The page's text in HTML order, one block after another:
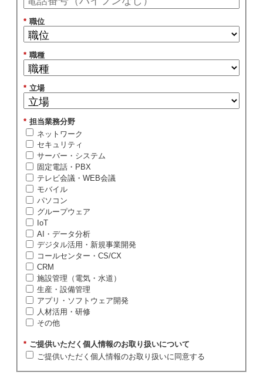
* 職位
* 職種
* 立場
* 担当業務分野
ネットワーク
セキュリティ
サーバー・システム
固定電話・PBX
テレビ会議・WEB会議
モバイル
パソコン
グループウェア
IoT
AI・データ分析
デジタル活用・新規事業開発
コールセンター・CS/CX
CRM
施設管理（電気・水道）
生産・設備管理
アプリ・ソフトウェア開発
人材活用・研修
その他
* ご提供いただく個人情報のお取り扱いについて
ご提供いただく個人情報のお取り扱いに同意する